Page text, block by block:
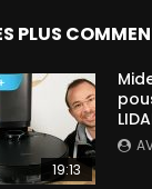
PLUS
19:13